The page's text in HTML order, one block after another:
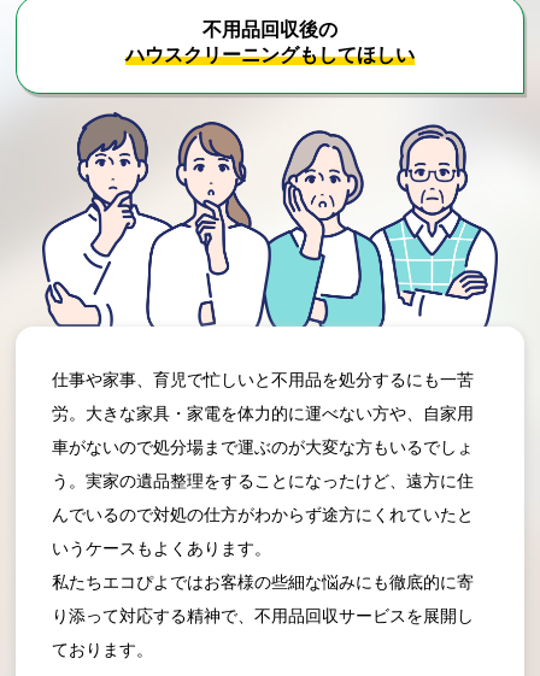
不用品回収後の
ハウスクリーニングもしてほしい
仕事や家事、育児で忙しいと不用品を処分するにも一苦
労。大きな家具・家電を体力的に運べない方や、自家用
車がないので処分場まで運ぶのが大変な方もいるでしょ
う。実家の遺品整理をすることになったけど、遠方に住
んでいるので対処の仕方がわからず途方にくれていたと
いうケースもよくあります。
私たちエコぴよではお客様の些細な悩みにも徹底的に寄
り添って対応する精神で、不用品回収サービスを展開し
ております。